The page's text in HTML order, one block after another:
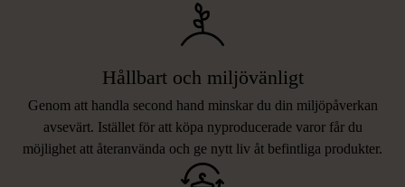
Hållbart och miljövänligt
Genom att handla second hand minskar du din miljöpåverkan
avsevärt. Istället för att köpa nyproducerade varor får du
möjlighet att återanvända och ge nytt liv åt befintliga produkter.